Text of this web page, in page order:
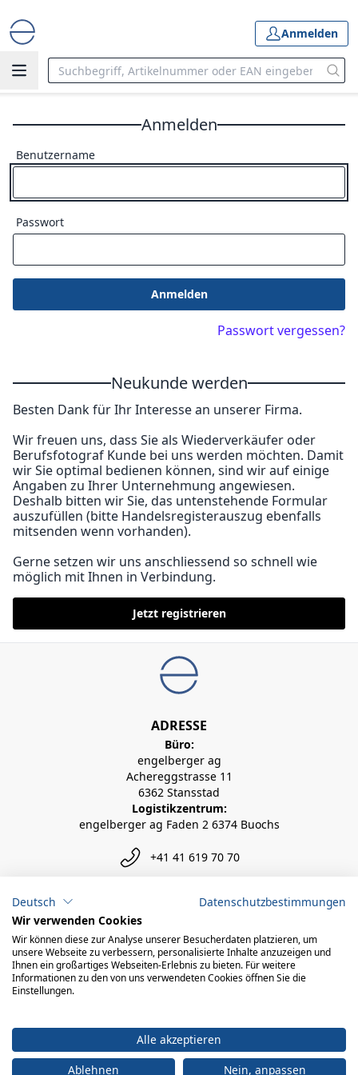
Anmelden
Anmelden
Benutzername
Passwort
Anmelden
Passwort vergessen?
Neukunde werden
Besten Dank für Ihr Interesse an unserer Firma.
Wir freuen uns, dass Sie als Wiederverkäufer oder
Berufsfotograf Kunde bei uns werden möchten. Damit
wir Sie optimal bedienen können, sind wir auf einige
Angaben zu Ihrer Unternehmung angewiesen.
Deshalb bitten wir Sie, das untenstehende Formular
auszufüllen (bitte Handelsregisterauszug ebenfalls
mitsenden wenn vorhanden).
Gerne setzen wir uns anschliessend so schnell wie
möglich mit Ihnen in Verbindung.
Jetzt registrieren
ADRESSE
Büro:
engelberger ag
Achereggstrasse 11
6362 Stansstad
Logistikzentrum:
engelberger ag Faden 2 6374 Buochs
+41 41 619 70 70
info@engelberger.ch
© 2026 engelberger ag
Deutsch
Datenschutzbestimmungen
Wir verwenden Cookies
Wir können diese zur Analyse unserer Besucherdaten platzieren, um
unsere Webseite zu verbessern, personalisierte Inhalte anzuzeigen und
Ihnen ein großartiges Webseiten-Erlebnis zu bieten. Für weitere
Informationen zu den von uns verwendeten Cookies öffnen Sie die
Einstellungen.
Alle akzeptieren
Ablehnen
Nein, anpassen